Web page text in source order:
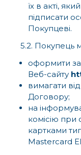
їх в акті,
підписати
Покупцеві.
5.2. Покупець
оформити
Веб-сайту
вимагати
Договору;
на
комісію при
картками
Mastercard